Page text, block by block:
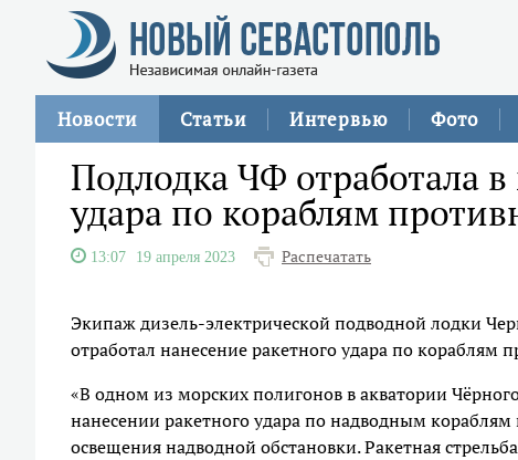
Новости Статьи Интервью Фото
Подлодка ЧФ отработала
удара по кораблям
13:07 19 апреля 2023 Распечатать
Экипаж дизель-электрической подводной лодки
отработал нанесение ракетного удара по
«В одном из морских полигонов в акватории
нанесении ракетного удара по надводным
освещения надводной обстановки. Ракетная